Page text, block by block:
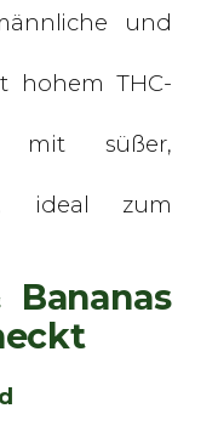
und
hohem THC-
mit süßer,
ideal zum